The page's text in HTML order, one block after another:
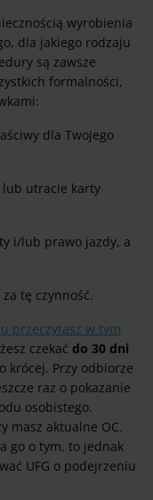
wyrobienia
dla jakiego rodzaju
są zawsze
formalności,
dla Twojego
lub utracie karty
i/lub prawo jazdy, a
tę czynność.
przeczytasz w tym
czekać do 30 dni
krócej. Przy odbiorze
raz o pokazanie
osobistego.
masz aktualne OC.
go o tym, to jednak
UFG o podejrzeniu